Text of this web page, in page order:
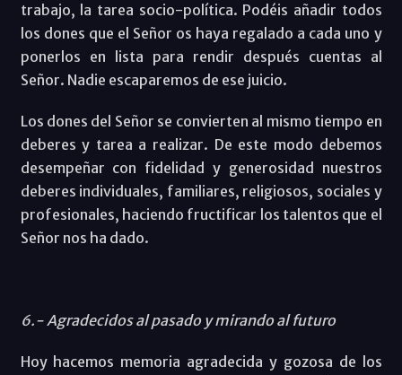
trabajo, la tarea socio-política. Podéis añadir todos
los dones que el Señor os haya regalado a cada uno y
ponerlos en lista para rendir después cuentas al
Señor. Nadie escaparemos de ese juicio.
Los dones del Señor se convierten al mismo tiempo en
deberes y tarea a realizar. De este modo debemos
desempeñar con fidelidad y generosidad nuestros
deberes individuales, familiares, religiosos, sociales y
profesionales, haciendo fructificar los talentos que el
Señor nos ha dado.
6.- Agradecidos al pasado y mirando al futuro
Hoy hacemos memoria agradecida y gozosa de los